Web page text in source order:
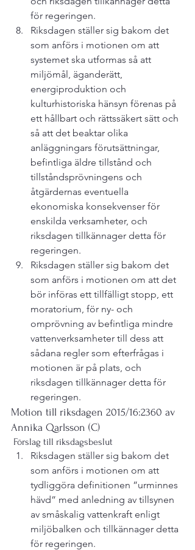
för regeringen.
Riksdagen ställer sig bakom det
som anförs i motionen om att
systemet ska utformas så att
miljömål, äganderätt,
energiproduktion och
kulturhistoriska hänsyn förenas på
ett hållbart och rättssäkert sätt och
så att det beaktar olika
anläggningars förutsättningar,
befintliga äldre tillstånd och
tillståndsprövningens och
åtgärdernas eventuella
ekonomiska konsekvenser för
enskilda verksamheter, och
riksdagen tillkännager detta för
regeringen.
Riksdagen ställer sig bakom det
som anförs i motionen om att det
bör införas ett tillfälligt stopp, ett
moratorium, för ny- och
omprövning av befintliga mindre
vattenverksamheter till dess att
sådana regler som efterfrågas i
motionen är på plats, och
riksdagen tillkännager detta för
regeringen.
Motion till riksdagen 2015/16:2360 av
Annika Qarlsson (C)
Förslag till riksdagsbeslut
Riksdagen ställer sig bakom det
som anförs i motionen om att
tydliggöra definitionen ”urminnes
hävd” med anledning av tillsynen
av småskalig vattenkraft enligt
miljöbalken och tillkännager detta
för regeringen.